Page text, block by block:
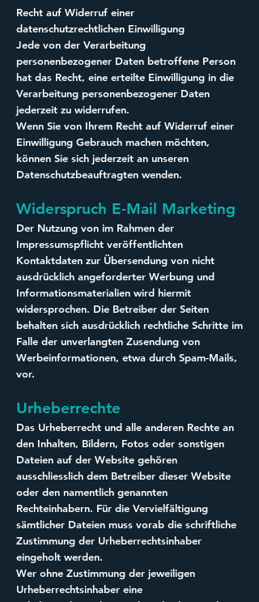
Recht auf Widerruf einer
datenschutzrechtlichen Einwilligung
Jede von der Verarbeitung
personenbezogener Daten betroffene Person
hat das Recht, eine erteilte Einwilligung in die
Verarbeitung personenbezogener Daten
jederzeit zu widerrufen.
Wenn Sie von Ihrem Recht auf Widerruf einer
Einwilligung Gebrauch machen möchten,
können Sie sich jederzeit an unseren
Datenschutzbeauftragten wenden.
Widerspruch E-Mail Marketing
Der Nutzung von im Rahmen der
Impressumspflicht veröffentlichten
Kontaktdaten zur Übersendung von nicht
ausdrücklich angeforderter Werbung und
Informationsmaterialien wird hiermit
widersprochen. Die Betreiber der Seiten
behalten sich ausdrücklich rechtliche Schritte im
Falle der unverlangten Zusendung von
Werbeinformationen, etwa durch Spam-Mails,
vor.
Urheberrechte
Das Urheberrecht und alle anderen Rechte an
den Inhalten, Bildern, Fotos oder sonstigen
Dateien auf der Website gehören
ausschliesslich dem Betreiber dieser Website
oder den namentlich genannten
Rechteinhabern. Für die Vervielfältigung
sämtlicher Dateien muss vorab die schriftliche
Zustimmung der Urheberrechtsinhaber
eingeholt werden.
Wer ohne Zustimmung der jeweiligen
Urheberrechtsinhaber eine